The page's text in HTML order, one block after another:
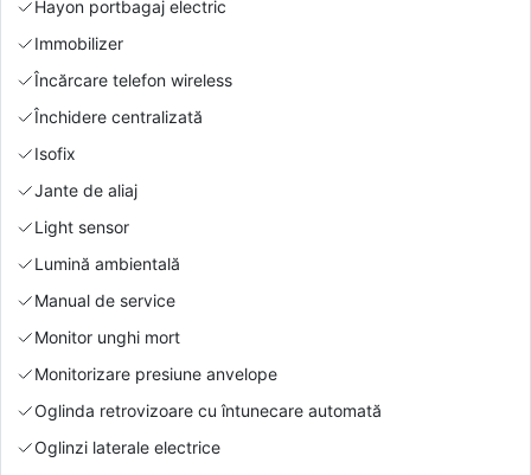
Hayon portbagaj electric
Immobilizer
Încărcare telefon wireless
Închidere centralizată
Isofix
Jante de aliaj
Light sensor
Lumină ambientală
Manual de service
Monitor unghi mort
Monitorizare presiune anvelope
Oglinda retrovizoare cu întunecare automată
Oglinzi laterale electrice